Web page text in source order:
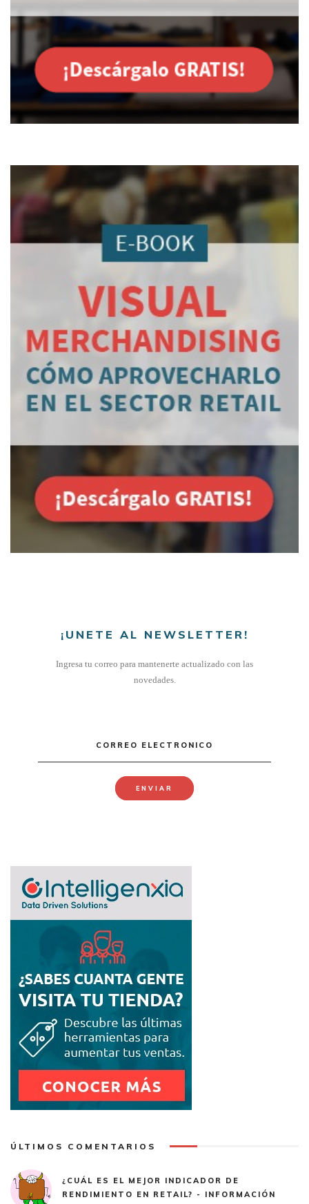
¡UNETE AL NEWSLETTER!
Ingresa tu correo para mantenerte actualizado con las
novedades.
CORREO ELECTRONICO
ENVIAR
ÚLTIMOS COMENTARIOS
¿CUÁL ES EL MEJOR INDICADOR DE
RENDIMIENTO EN RETAIL? - INFORMACIÓN